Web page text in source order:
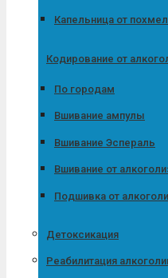
Капельница от
Кодирование от
По городам
Вшивание ампулы
Вшивание Эспераль
Вшивание от
Подшивка от
Детоксикация
Реабилитация